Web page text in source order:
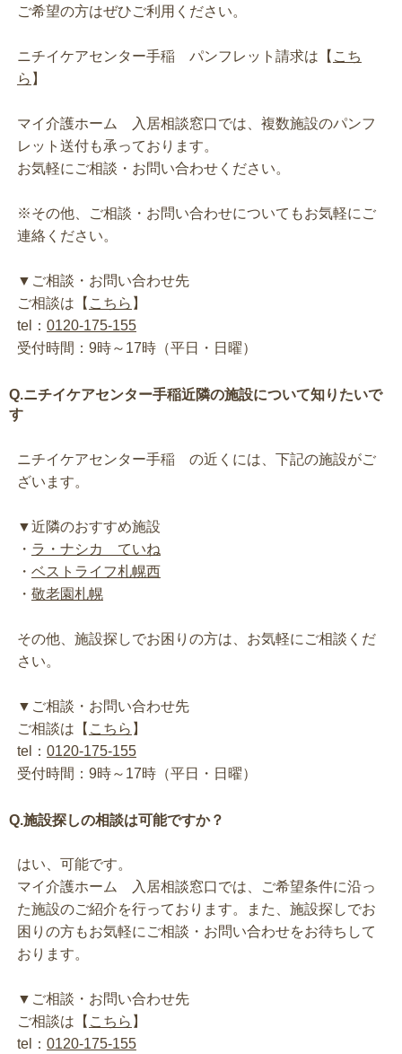
ご希望の方はぜひご利用ください。
ニチイケアセンター手稲 パンフレット請求は【 こち
ら 】
マイ介護ホーム 入居相談窓口では、複数施設のパンフ
レット送付も承っております。
お気軽にご相談・お問い合わせください。
※その他、ご相談・お問い合わせについてもお気軽にご
連絡ください。
▼ご相談・お問い合わせ先
ご相談は【 こちら 】
tel： 0120-175-155
受付時間：9時～17時（平日・日曜）
Q.ニチイケアセンター手稲近隣の施設について知りたいで
す
ニチイケアセンター手稲 の近くには、下記の施設がご
ざいます。
▼近隣のおすすめ施設
・ ラ・ナシカ ていね
・ ベストライフ札幌西
・ 敬老園札幌
その他、施設探しでお困りの方は、お気軽にご相談くだ
さい。
▼ご相談・お問い合わせ先
ご相談は【 こちら 】
tel： 0120-175-155
受付時間：9時～17時（平日・日曜）
Q.施設探しの相談は可能ですか？
はい、可能です。
マイ介護ホーム 入居相談窓口では、ご希望条件に沿っ
た施設のご紹介を行っております。また、施設探しでお
困りの方もお気軽にご相談・お問い合わせをお待ちして
おります。
▼ご相談・お問い合わせ先
ご相談は【 こちら 】
tel： 0120-175-155